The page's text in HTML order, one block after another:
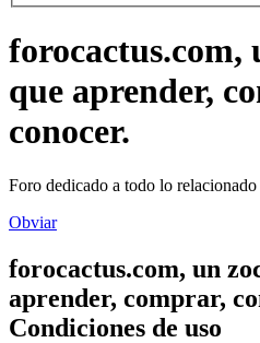
forocactus.com,
que aprender,
conocer.
Foro dedicado a todo lo relacionado
Obviar
forocactus.com, un
aprender, comprar,
Condiciones de uso